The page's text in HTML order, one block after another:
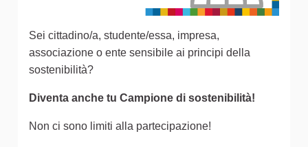
Sei cittadino/a, studente/essa, impresa,
associazione o ente sensibile ai principi della
sostenibilità?
Diventa anche tu Campione di sostenibilità!
Non ci sono limiti alla partecipazione!